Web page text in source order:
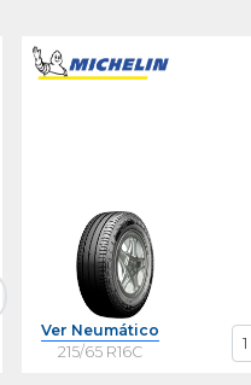
Ver Neumático
215/65 R16C